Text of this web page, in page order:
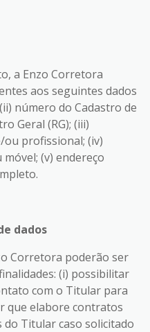
a Enzo Corretora
aos seguintes dados
número do Cadastro de
Geral (RG); (iii)
ou profissional; (iv)
(v) endereço
dados
Corretora poderão ser
(i) possibilitar
com o Titular para
que elabore contratos
do Titular caso solicitado